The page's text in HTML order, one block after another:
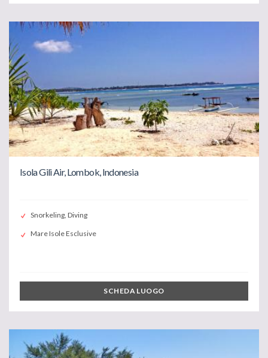
Isola Gili Air, Lombok, Indonesia
Snorkeling, Diving
Mare Isole Esclusive
SCHEDA LUOGO